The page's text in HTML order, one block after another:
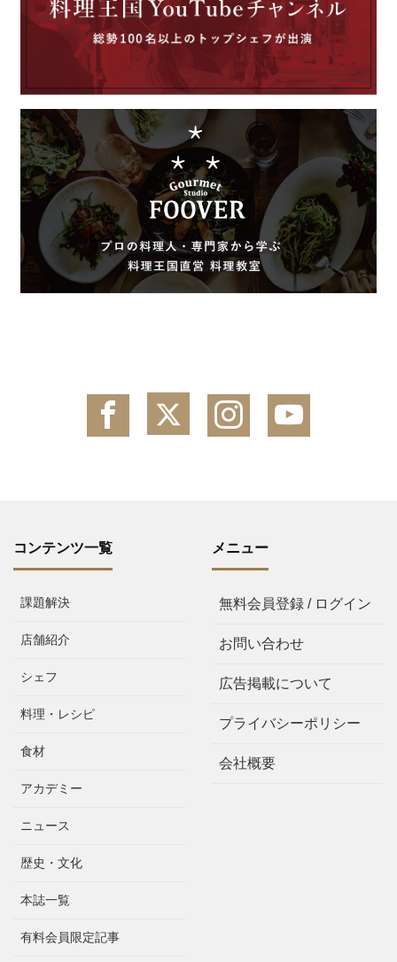
コンテンツ一覧
課題解決
店舗紹介
シェフ
料理・レシピ
食材
アカデミー
ニュース
歴史・文化
本誌一覧
有料会員限定記事
メニュー
無料会員登録 / ログイン
お問い合わせ
広告掲載について
プライバシーポリシー
会社概要